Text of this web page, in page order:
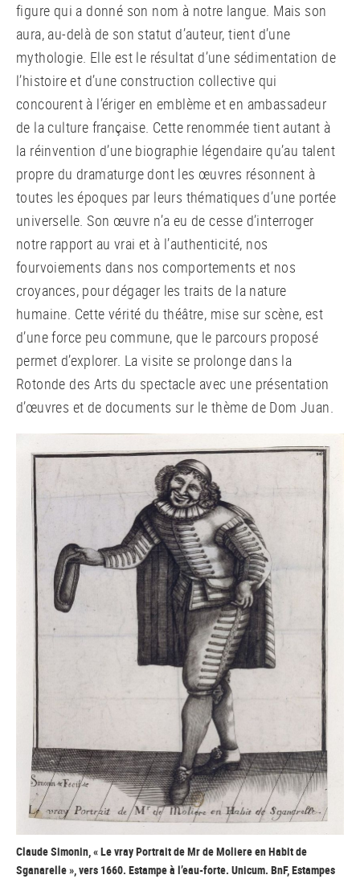
figure qui a donné son nom à notre langue. Mais son
aura, au-delà de son statut d’auteur, tient d’une
mythologie. Elle est le résultat d’une sédimentation de
l’histoire et d’une construction collective qui
concourent à l’ériger en emblème et en ambassadeur
de la culture française. Cette renommée tient autant à
la réinvention d’une biographie légendaire qu’au talent
propre du dramaturge dont les œuvres résonnent à
toutes les époques par leurs thématiques d’une portée
universelle. Son œuvre n’a eu de cesse d’interroger
notre rapport au vrai et à l’authenticité, nos
fourvoiements dans nos comportements et nos
croyances, pour dégager les traits de la nature
humaine. Cette vérité du théâtre, mise sur scène, est
d’une force peu commune, que le parcours proposé
permet d’explorer. La visite se prolonge dans la
Rotonde des Arts du spectacle avec une présentation
d’œuvres et de documents sur le thème de Dom Juan.
Claude Simonin, « Le vray Portrait de Mr de Moliere en Habit de
Sganarelle », vers 1660. Estampe à l’eau-forte. Unicum. BnF, Estampes